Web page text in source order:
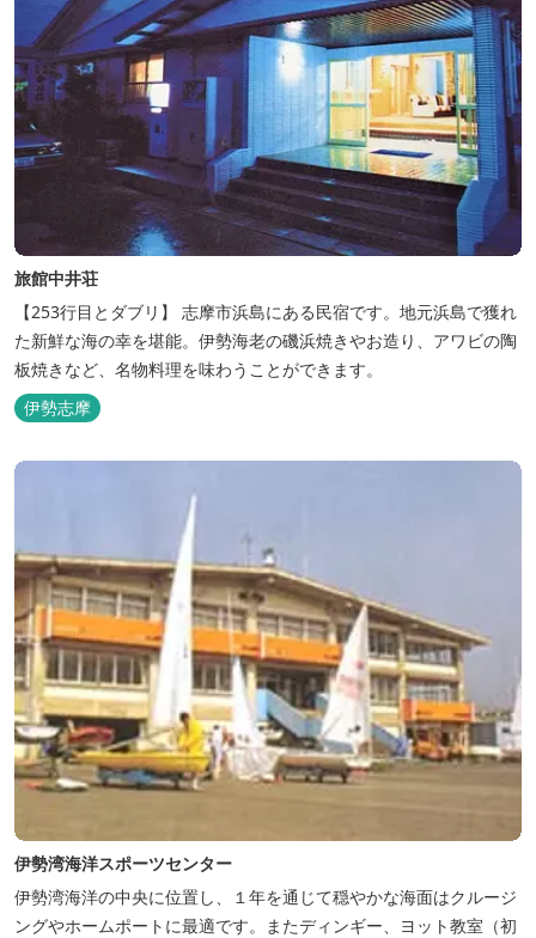
旅館中井荘
【253行目とダブリ】 志摩市浜島にある民宿です。地元浜島で獲れ
た新鮮な海の幸を堪能。伊勢海老の磯浜焼きやお造り、アワビの陶
板焼きなど、名物料理を味わうことができます。
伊勢志摩
伊勢湾海洋スポーツセンター
伊勢湾海洋の中央に位置し、１年を通じて穏やかな海面はクルージ
ングやホームポートに最適です。またディンギー、ヨット教室（初